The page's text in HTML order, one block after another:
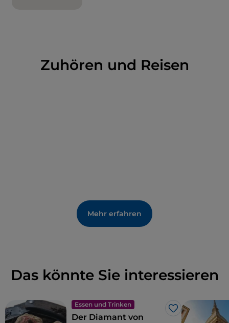
Zuhören und Reisen
Mehr erfahren
Das könnte Sie interessieren
Essen und Trinken
Like
Der Diamant von